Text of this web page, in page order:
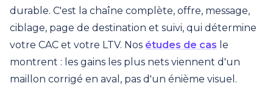
durable. C'est la chaîne complète, offre, message,
ciblage, page de destination et suivi, qui détermine
votre CAC et votre LTV. Nos études de cas le
montrent : les gains les plus nets viennent d'un
maillon corrigé en aval, pas d'un énième visuel.